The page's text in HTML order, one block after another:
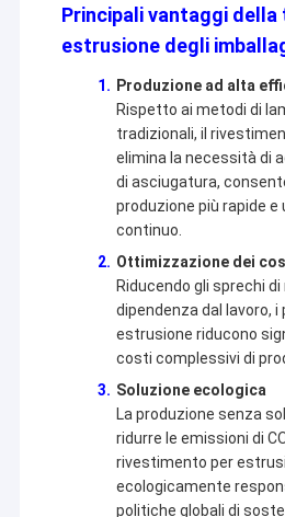
Casa
Prodotti
Circa noi
Principali vantaggi
estrusione degli
Produzione ad alta
Rispetto ai metodi di
tradizionali, il
elimina la necessità di
di asciugatura,
produzione più rapide
continuo.
Ottimizzazione dei
Riducendo gli sprechi
dipendenza dal lavoro, i
estrusione riducono
costi complessivi di
Soluzione ecologica
La produzione senza
ridurre le emissioni di
rivestimento per
ecologicamente
politiche globali di
Jiangsu Laiyi Packing Machinery
nel 2007 e si è trasferita nel
La nuova fabbrica, con una scala
tecnologia avanzata, ha